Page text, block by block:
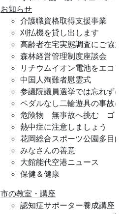
お知らせ
介護職資格取得支援事業
刈払機を貸し出します
高齢者在宅実態調査にご協
森林経営管理制度座談会
リチウムイオン電池をエコ
中国人殉難者慰霊式
参議院議員選挙では忘れず
ペダルなし二輪遊具の事故
危険物 無事故へ挑む ゴン
熱中症に注意しましょう
花岡総合スポーツ公園多目
みなさんの善意
大館能代空港ニュース
保健＆健康
市の教室・講座
認知症サポーター養成講座